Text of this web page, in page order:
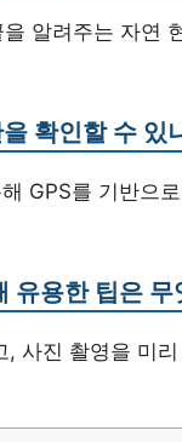
알려주는 자연
확인할 수 있
GPS를 기반으
유용한 팁은 무
사진 촬영을 미